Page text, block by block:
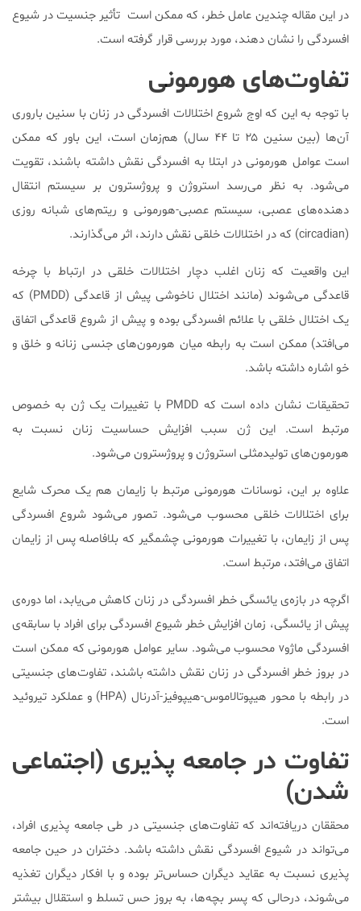
در این مقاله چندین عامل خطر، که ممکن است تأثیر جنسیت در شیوع
افسردگی را نشان دهند، مورد بررسی قرار گرفته است.
تفاوت‌های هورمونی
با توجه به این که اوج شروع اختلالات افسردگی در زنان با سنین باروری
آن‌ها (بین سنین ۲۵ تا ۴۴ سال) هم‌زمان است، این باور که ممکن
است عوامل هورمونی در ابتلا به افسردگی نقش داشته باشند، تقویت
می‌شود. به نظر می‌رسد استروژن و پروژسترون بر سیستم‌ انتقال‌
دهنده‌های عصبی، سیستم عصبی-هورمونی و ریتم‌های شبانه‌ روزی
(circadian) که در اختلالات خلقی نقش دارند، اثر می‌گذارند.
این واقعیت که زنان اغلب دچار اختلالات خلقی در ارتباط با چرخه
قاعدگی می‌شوند (مانند اختلال ناخوشی پیش از قاعدگی (PMDD) که
یک اختلال خلقی با علائم افسردگی بوده و پیش از شروع قاعدگی اتفاق
می‌افتد) ممکن است به رابطه میان هورمون‌های جنسی زنانه و خلق و
خو اشاره داشته باشد.
تحقیقات نشان داده است که PMDD با تغییرات یک ژن به خصوص
مرتبط است. این ژن سبب افزایش حساسیت زنان نسبت به
هورمون‌های تولید‌مثلی استروژن و پروژسترون می‌شود.
علاوه بر این، نوسانات هورمونی مرتبط با زایمان هم یک محرک شایع
برای اختلالات خلقی محسوب می‌شود. تصور می‌شود شروع افسردگی
پس از زایمان، با تغییرات هورمونی چشمگیر که بلافاصله پس از زایمان
اتفاق می‌افتد، مرتبط است.
اگر‌چه در بازه‌ی یائسگی خطر افسردگی در زنان کاهش می‌یابد، اما دوره‌ی
پیش از یائسگی، زمان افزایش خطر شیوع افسردگی برای افراد با سابقه‌ی
افسردگی ماژوv محسوب می‌شود. سایر عوامل هورمونی که ممکن است
در بروز خطر افسردگی در زنان نقش داشته باشند، تفاوت‌های جنسیتی
در رابطه با محور هیپوتالاموس-هیپوفیز-آدرنال (HPA) و عملکرد تیروئید
است.
تفاوت‌ در جامعه‌ پذیری (اجتماعی
شدن)
محققان دریافته‌اند که تفاوت‌های جنسیتی در طی جامعه پذیری افراد،
می‌تواند در شیوع افسردگی نقش داشته باشد. دختران در حین جامعه‌
پذیری نسبت به عقاید دیگران حساس‌تر بوده و با افکار دیگران تغذیه
می‌شوند، درحالی که پسر بچه‌ها، به بروز حس تسلط و استقلال بیشتر